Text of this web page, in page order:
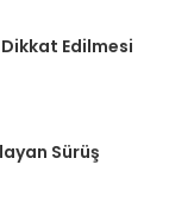
Dikkat Edilmesi
Sürüş